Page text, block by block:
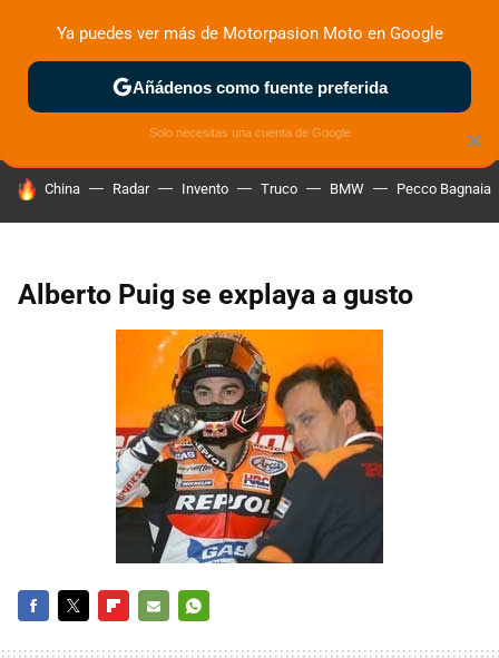
ZONA DE PRUEBAS DEPORTIVAS MOTOS ELÉCTRICAS
HOY SE HABLA DE
China Radar Invento Truco BMW Pecco Bagnaia
Alberto Puig se explaya a gusto
×
Ya puedes ver más de Motorpasion Moto en Google
Añádenos como fuente preferida
Solo necesitas una cuenta de Google